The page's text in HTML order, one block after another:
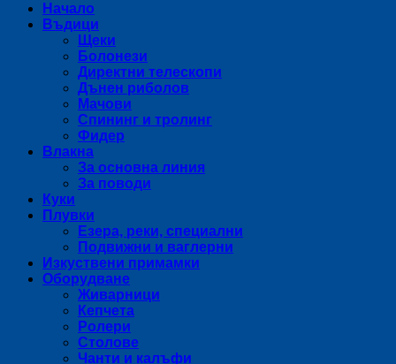
Начало
Въдици
Щеки
Болонези
Директни телескопи
Дънен риболов
Мачови
Спининг и тролинг
Фидер
Влакна
За основна линия
За поводи
Куки
Плувки
Езера, реки, специални
Подвижни и ваглерни
Изкуствени примамки
Оборудване
Живарници
Кепчета
Ролери
Столове
Чанти и калъфи